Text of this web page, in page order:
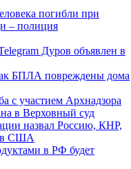
погибли при
– полиция
Дуров объявлен в
БПЛА повреждены дома
с участием Архнадзора
в Верховный суд
назвал Россию, КНР,
в США
в РФ будет